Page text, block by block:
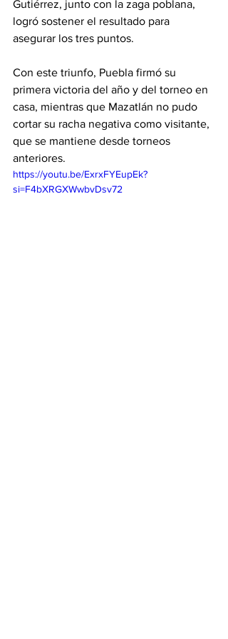
Gutiérrez, junto con la zaga poblana,
logró sostener el resultado para
asegurar los tres puntos.
Con este triunfo, Puebla firmó su
primera victoria del año y del torneo en
casa, mientras que Mazatlán no pudo
cortar su racha negativa como visitante,
que se mantiene desde torneos
anteriores.
https://youtu.be/ExrxFYEupEk?
si=F4bXRGXWwbvDsv72